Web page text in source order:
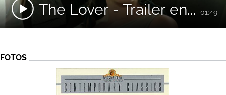
The Lover - Trailer en... 01:49
FOTOS